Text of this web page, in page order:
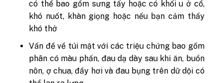
có thể bao gồm sưng tấy hoặc có khối u ở cổ,
khó nuốt, khàn giọng hoặc nếu bạn cảm thấy
khó thở
Vấn đề về túi mật với các triệu chứng bao gồm
phân có màu phấn, đau dạ dày sau khi ăn, buồn
nôn, ợ chua, đầy hơi và đau bụng trên dữ dội có